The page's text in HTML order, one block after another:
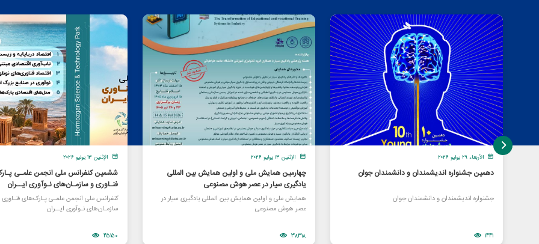
الأربعاء ٢٩ يوليو ٢٠٢٦
دهمین جشنواره اندیشمندان و دانشمندان جوان
جشنواره اندیشمندان و دانشمندان جوان
1441
الإثنين ١٣ يوليو ٢٠٢٦
چهارمین همایش ملی و اولین همایش بین المللی
یادگیری سیار در عصر هوش مصنوعی
همایش ملی و اولین همایش بین المللی یادگیری سیار در
عصر هوش مصنوعی
38318
الإثنين ١٣ يوليو ٢٠٢٦
ششمین کنفرانس ملی انجمن علمـی
فنـاوری و سازمـان‌های نـوآوری ایــران
کنفرانس ملی انجمن علمـی پـارک‌های
سازمـان‌های نـوآوری ایــران
45150